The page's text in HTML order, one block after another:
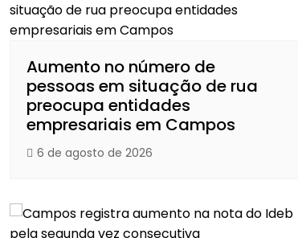
Aumento no número de
pessoas em situação de rua
preocupa entidades
empresariais em Campos
6 de agosto de 2026